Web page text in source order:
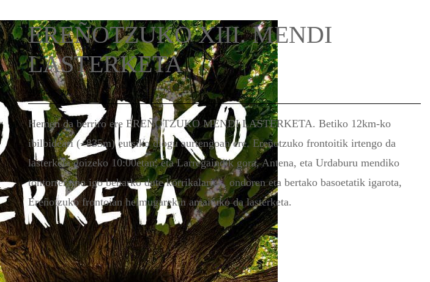
EREÑOTZUKO XIII. MENDI
LASTERKETA
2025-05-30
Hemen da berriro ere EREÑOTZUKO MENDI LASTERKETA. Betiko 12km-ko
ibilbideari (+835m) eutsiko diogu aurtengoan ere. Ereñotzuko frontoitik irtengo da
lasterketa goizeko 10:00etan, eta Larregaindik gora, Antena, eta Urdaburu mendiko
tontorreraino igo beharko dute korrikalariek, ondoren eta bertako basoetatik igarota,
Ereñotzuko frontoian helmugarekin amaituko da lasterketa.